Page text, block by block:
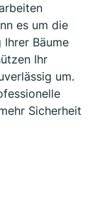
es um die
Bäume
Ihr
um.
Sicherheit